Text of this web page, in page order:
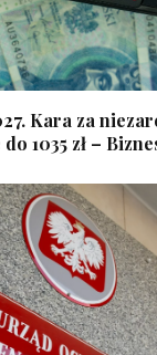
Kara za
1035 zł –